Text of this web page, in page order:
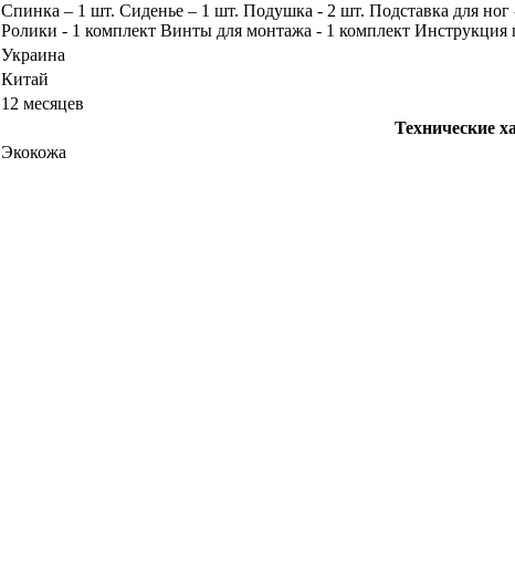
Спинка – 1 шт. Сиденье – 1 шт. Подушка - 2 шт. Подставка для
Ролики - 1 комплект Винты для монтажа - 1 комплект Инструкция
Украина
Китай
12 месяцев
Технические
Экокожа